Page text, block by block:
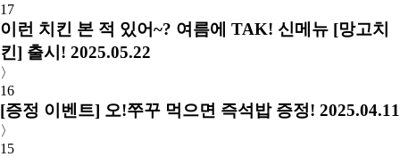
17
이런 치킨 본 적 있어~? 여름에 TAK! 신메뉴 [망고치
킨] 출시! 2025.05.22
〉
16
[증정 이벤트] 오!쭈꾸 먹으면 즉석밥 증정! 2025.04.11
〉
15